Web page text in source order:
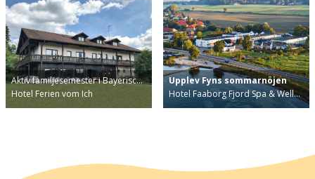
Aktiv familjesemester i Bayerisc…
Hotel Ferien vom Ich
Upplev Fyns sommarnöjen
Hotel Faaborg Fjord Spa & Well…